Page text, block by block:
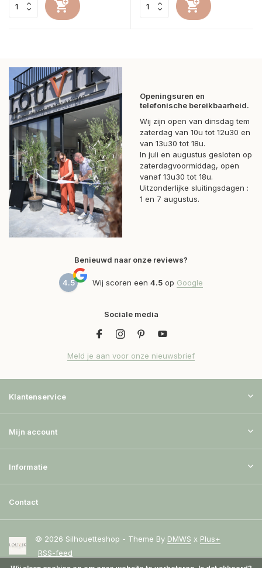
Openingsuren en
telefonische bereikbaarheid.
Wij zijn open van dinsdag tem
zaterdag van 10u tot 12u30 en
van 13u30 tot 18u.
In juli en augustus gesloten op
zaterdagvoormiddag, open
vanaf 13u30 tot 18u.
Uitzonderlijke sluitingsdagen :
1 en 7 augustus.
Benieuwd naar onze reviews?
4.5 Wij scoren een 4.5 op Google
Sociale media
Meld je aan voor onze nieuwsbrief
Klantenservice
Mijn account
Informatie
Contact
© 2026 Silhouetteshop - Theme By DMWS x Plus+
RSS-feed